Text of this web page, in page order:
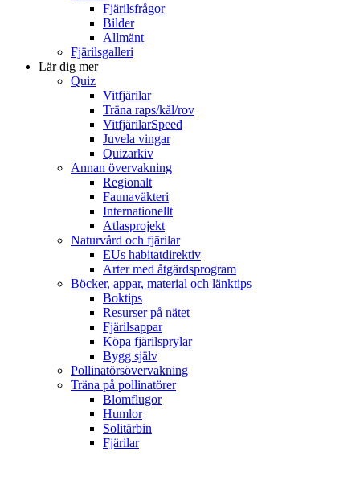
Fjärilsfrågor
Bilder
Allmänt
Fjärilsgalleri
Lär dig mer
Quiz
Vitfjärilar
Träna raps/kål/rov
VitfjärilarSpeed
Juvela vingar
Quizarkiv
Annan övervakning
Regionalt
Faunaväkteri
Internationellt
Atlasprojekt
Naturvård och fjärilar
EUs habitatdirektiv
Arter med åtgärdsprogram
Böcker, appar, material och länktips
Boktips
Resurser på nätet
Fjärilsappar
Köpa fjärilsprylar
Bygg själv
Pollinatörsövervakning
Träna på pollinatörer
Blomflugor
Humlor
Solitärbin
Fjärilar